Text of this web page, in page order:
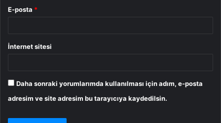
E-posta *
İnternet sitesi
Daha sonraki yorumlarımda kullanılması için adım, e-posta
adresim ve site adresim bu tarayıcıya kaydedilsin.